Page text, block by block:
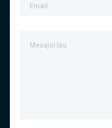
Email
Mesajul tău